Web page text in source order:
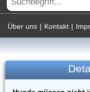
Über uns | Kontakt |